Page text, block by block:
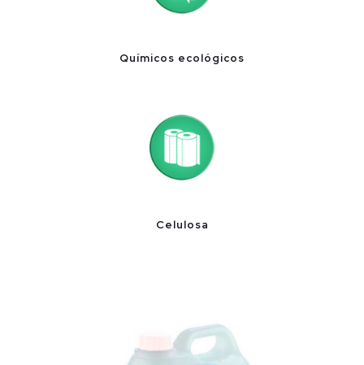
Químicos ecológicos
Celulosa